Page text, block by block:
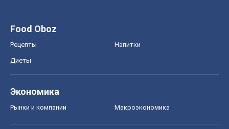
Food Oboz
Рецепты Напитки
Диеты
Экономика
Рынки и компании Mакроэкономика